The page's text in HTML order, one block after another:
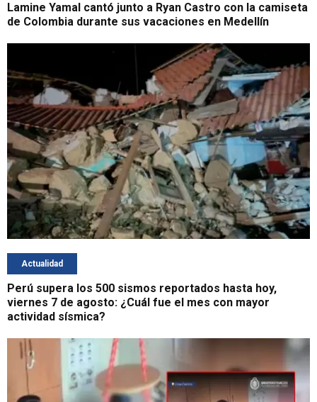
Lamine Yamal cantó junto a Ryan Castro con la camiseta
de Colombia durante sus vacaciones en Medellín
Actualidad
Perú supera los 500 sismos reportados hasta hoy,
viernes 7 de agosto: ¿Cuál fue el mes con mayor
actividad sísmica?